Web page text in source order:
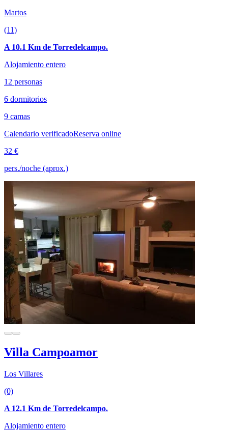
Martos
(11)
A 10.1 Km de Torredelcampo.
Alojamiento entero
12 personas
6 dormitorios
9 camas
Calendario verificadoReserva online
32 €
pers./noche (aprox.)
Villa Campoamor
Los Villares
(0)
A 12.1 Km de Torredelcampo.
Alojamiento entero